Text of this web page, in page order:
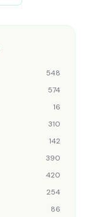
548
574
16
310
142
390
420
254
86